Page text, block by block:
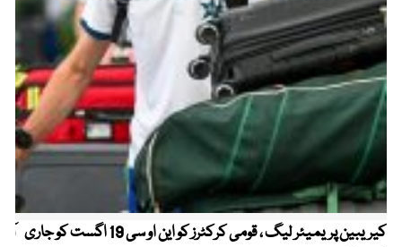
کیریبین پریمیئر لیگ ، قومی کرکٹرز کو این او سی 19 اگست کو جاری